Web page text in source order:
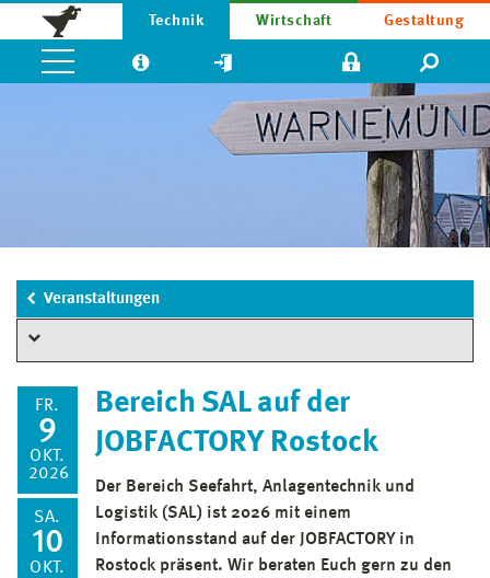
Technik Wirtschaft Gestaltung
Veranstaltungen
FR.
9
OKT.
2026
SA.
10
OKT.
Bereich SAL auf der
JOBFACTORY Rostock
Der Bereich Seefahrt, Anlagentechnik und
Logistik (SAL) ist 2026 mit einem
Informationsstand auf der JOBFACTORY in
Rostock präsent. Wir beraten Euch gern zu den